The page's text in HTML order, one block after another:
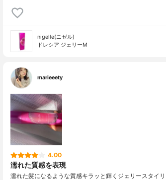
nigelle(ニゼル)
ドレシア ジェリーM
marieeety
4.00
濡れた質感を表現
濡れた髪になるような質感キラッと輝くジェリースタイリ